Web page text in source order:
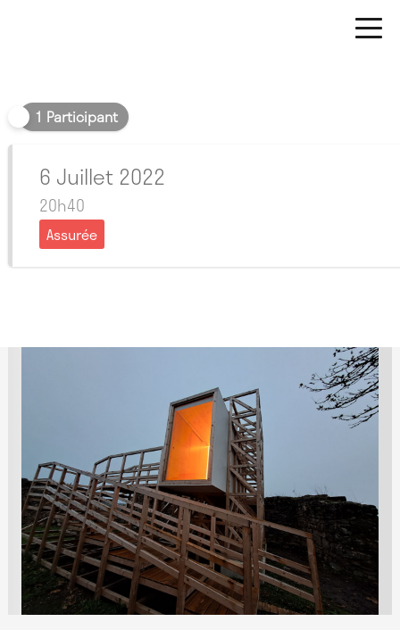
1 Participant
6 Juillet 2022
20h40
Assurée